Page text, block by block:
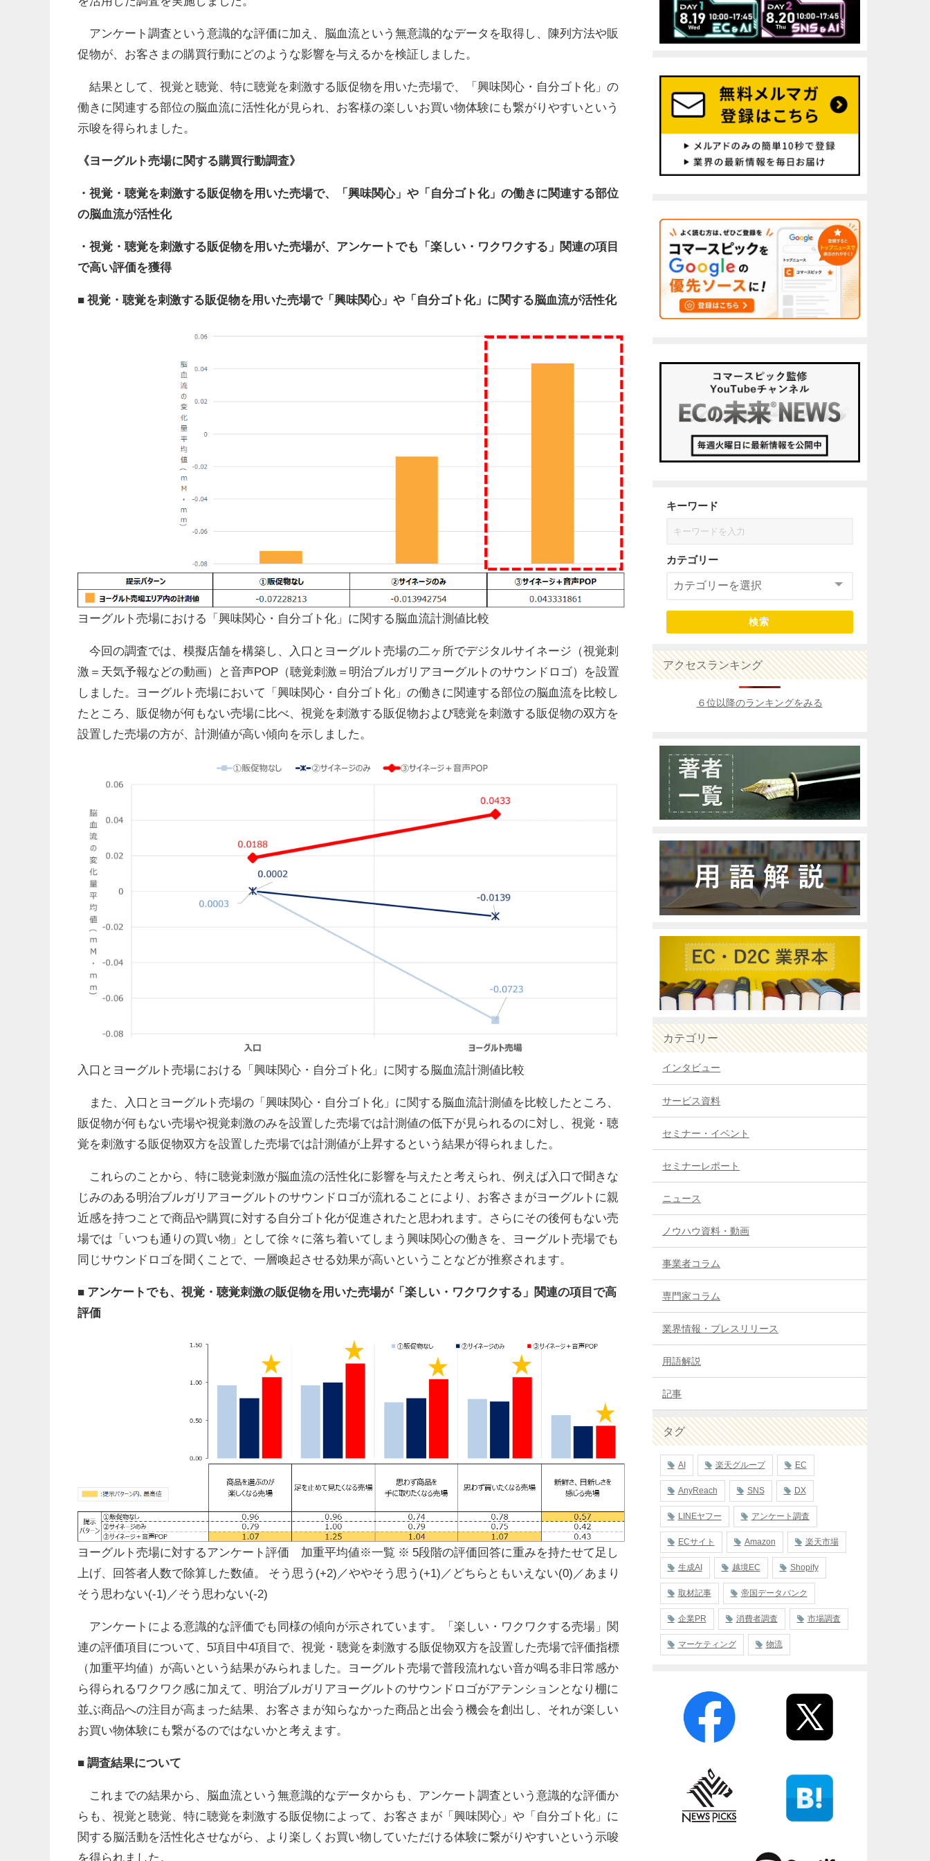
アンケート調査という意識的な評価に加え、脳血流という無意識的なデータを取得し、陳列方法や販
促物が、お客さまの購買行動にどのような影響を与えるかを検証しました。
結果として、視覚と聴覚、特に聴覚を刺激する販促物を用いた売場で、「興味関心・自分ゴト化」の
働きに関連する部位の脳血流に活性化が見られ、お客様の楽しいお買い物体験にも繋がりやすいという
示唆を得られました。
《ヨーグルト売場に関する購買行動調査》
・視覚・聴覚を刺激する販促物を用いた売場で、「興味関心」や「自分ゴト化」の働きに関連する部位
の脳血流が活性化
・視覚・聴覚を刺激する販促物を用いた売場が、アンケートでも「楽しい・ワクワクする」関連の項目
で高い評価を獲得
■ 視覚・聴覚を刺激する販促物を用いた売場で「興味関心」や「自分ゴト化」に関する脳血流が活性化
ヨーグルト売場における「興味関心・自分ゴト化」に関する脳血流計測値比較
今回の調査では、模擬店舗を構築し、入口とヨーグルト売場の二ヶ所でデジタルサイネージ（視覚刺
激＝天気予報などの動画）と音声POP（聴覚刺激＝明治ブルガリアヨーグルトのサウンドロゴ）を設置
しました。ヨーグルト売場において「興味関心・自分ゴト化」の働きに関連する部位の脳血流を比較し
たところ、販促物が何もない売場に比べ、視覚を刺激する販促物および聴覚を刺激する販促物の双方を
設置した売場の方が、計測値が高い傾向を示しました。
入口とヨーグルト売場における「興味関心・自分ゴト化」に関する脳血流計測値比較
また、入口とヨーグルト売場の「興味関心・自分ゴト化」に関する脳血流計測値を比較したところ、
販促物が何もない売場や視覚刺激のみを設置した売場では計測値の低下が見られるのに対し、視覚・聴
覚を刺激する販促物双方を設置した売場では計測値が上昇するという結果が得られました。
これらのことから、特に聴覚刺激が脳血流の活性化に影響を与えたと考えられ、例えば入口で聞きな
じみのある明治ブルガリアヨーグルトのサウンドロゴが流れることにより、お客さまがヨーグルトに親
近感を持つことで商品や購買に対する自分ゴト化が促進されたと思われます。さらにその後何もない売
場では「いつも通りの買い物」として徐々に落ち着いてしまう興味関心の働きを、ヨーグルト売場でも
同じサウンドロゴを聞くことで、一層喚起させる効果が高いということなどが推察されます。
■ アンケートでも、視覚・聴覚刺激の販促物を用いた売場が「楽しい・ワクワクする」関連の項目で高
評価
ヨーグルト売場に対するアンケート評価 加重平均値※一覧 ※ 5段階の評価回答に重みを持たせて足し
上げ、回答者人数で除算した数値。 そう思う(+2)／ややそう思う(+1)／どちらともいえない(0)／あまり
そう思わない(-1)／そう思わない(-2)
アンケートによる意識的な評価でも同様の傾向が示されています。「楽しい・ワクワクする売場」関
連の評価項目について、5項目中4項目で、視覚・聴覚を刺激する販促物双方を設置した売場で評価指標
（加重平均値）が高いという結果がみられました。ヨーグルト売場で普段流れない音が鳴る非日常感か
ら得られるワクワク感に加えて、明治ブルガリアヨーグルトのサウンドロゴがアテンションとなり棚に
並ぶ商品への注目が高まった結果、お客さまが知らなかった商品と出会う機会を創出し、それが楽しい
お買い物体験にも繋がるのではないかと考えます。
■ 調査結果について
これまでの結果から、脳血流という無意識的なデータからも、アンケート調査という意識的な評価か
らも、視覚と聴覚、特に聴覚を刺激する販促物によって、お客さまが「興味関心」や「自分ゴト化」に
関する脳活動を活性化させながら、より楽しくお買い物していただける体験に繋がりやすいという示唆
を得られました。
キーワード
カテゴリー
検索
アクセスランキング
６位以降のランキングをみる
カテゴリー
インタビュー
サービス資料
セミナー・イベント
セミナーレポート
ニュース
ノウハウ資料・動画
事業者コラム
専門家コラム
業界情報・プレスリリース
用語解説
記事
タグ
AI 楽天グループ EC
AnyReach SNS DX
LINEヤフー アンケート調査
ECサイト Amazon 楽天市場
生成AI 越境EC Shopify
取材記事 帝国データバンク
企業PR 消費者調査 市場調査
マーケティング 物流